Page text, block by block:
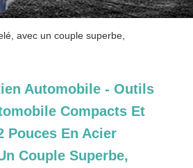
avec un couple superbe,
Automobile - Outils
Compacts Et
Pouces En Acier
Couple Superbe,